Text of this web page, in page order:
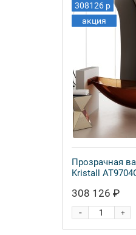
308126 р
акция
Прозрачная
Kristall
308 126 ₽
+
-